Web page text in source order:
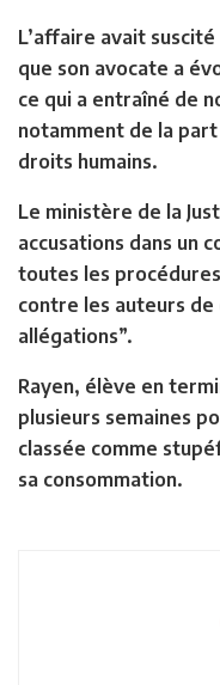
L’affaire avait
que son avocate a
ce qui a entraîné de
notamment de la
droits humains.
Le ministère de la
accusations dans un
toutes les
contre les auteurs de
allégations”.
Rayen, élève en
plusieurs semaines
classée comme
sa consommation.